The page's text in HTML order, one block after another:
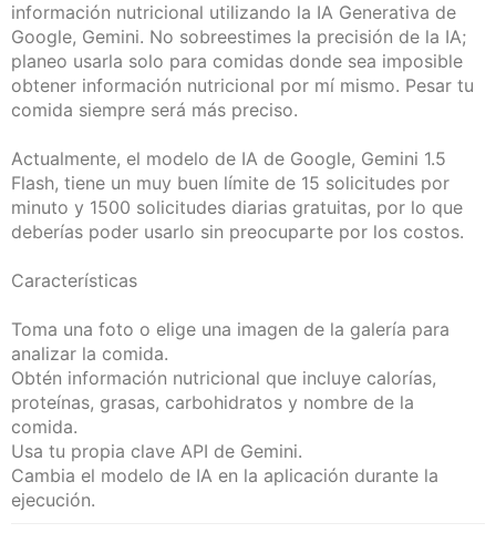
información nutricional utilizando la IA Generativa de
Google, Gemini. No sobreestimes la precisión de la IA;
planeo usarla solo para comidas donde sea imposible
obtener información nutricional por mí mismo. Pesar tu
comida siempre será más preciso.
Actualmente, el modelo de IA de Google, Gemini 1.5
Flash, tiene un muy buen límite de 15 solicitudes por
minuto y 1500 solicitudes diarias gratuitas, por lo que
deberías poder usarlo sin preocuparte por los costos.
Características
Toma una foto o elige una imagen de la galería para
analizar la comida.
Obtén información nutricional que incluye calorías,
proteínas, grasas, carbohidratos y nombre de la
comida.
Usa tu propia clave API de Gemini.
Cambia el modelo de IA en la aplicación durante la
ejecución.